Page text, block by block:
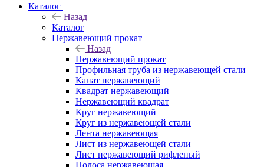
Каталог
Назад
Каталог
Нержавеющий прокат
Назад
Нержавеющий прокат
Профильная труба из нержавеющей стали
Канат нержавеющий
Квадрат нержавеющий
Нержавеющий квадрат
Круг нержавеющий
Круг из нержавеющей стали
Лента нержавеющая
Лист из нержавеющей стали
Лист нержавеющий рифленый
Полоса нержавеющая